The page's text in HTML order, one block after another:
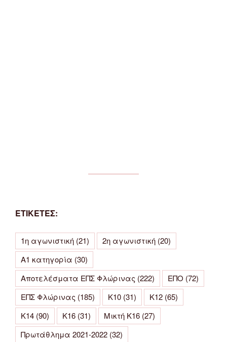
ΕΤΙΚΕΤΕΣ:
1η αγωνιστική (21) 2η αγωνιστική (20)
Α1 κατηγορία (30)
Αποτελέσματα ΕΠΣ Φλώρινας (222) ΕΠΟ (72)
ΕΠΣ Φλώρινας (185) Κ10 (31) Κ12 (65)
Κ14 (90) Κ16 (31) Μικτή Κ16 (27)
Πρωτάθλημα 2021-2022 (32)